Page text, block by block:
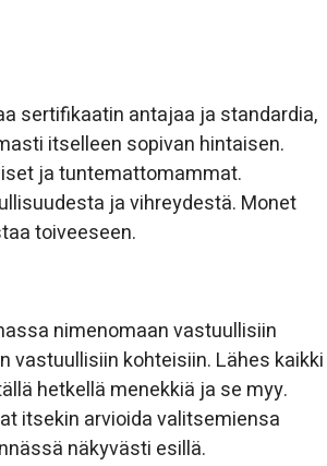
sertifikaatin antajaa ja standardia,
itselleen sopivan hintaisen.
ja tuntemattomammat.
ja vihreydestä. Monet
toiveeseen.
nimenomaan vastuullisiin
kohteisiin. Lähes kaikki
hetkellä menekkiä ja se myy.
itsekin arvioida valitsemiensa
näkyvästi esillä.